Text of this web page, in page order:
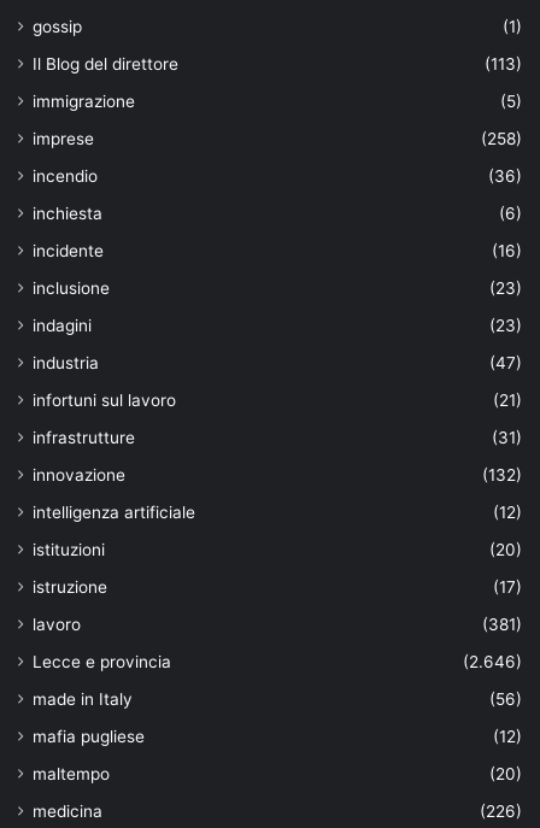
gossip
(1)
Il Blog del direttore
(113)
immigrazione
(5)
imprese
(258)
incendio
(36)
inchiesta
(6)
incidente
(16)
inclusione
(23)
indagini
(23)
industria
(47)
infortuni sul lavoro
(21)
infrastrutture
(31)
innovazione
(132)
intelligenza artificiale
(12)
istituzioni
(20)
istruzione
(17)
lavoro
(381)
Lecce e provincia
(2.646)
made in Italy
(56)
mafia pugliese
(12)
maltempo
(20)
medicina
(226)